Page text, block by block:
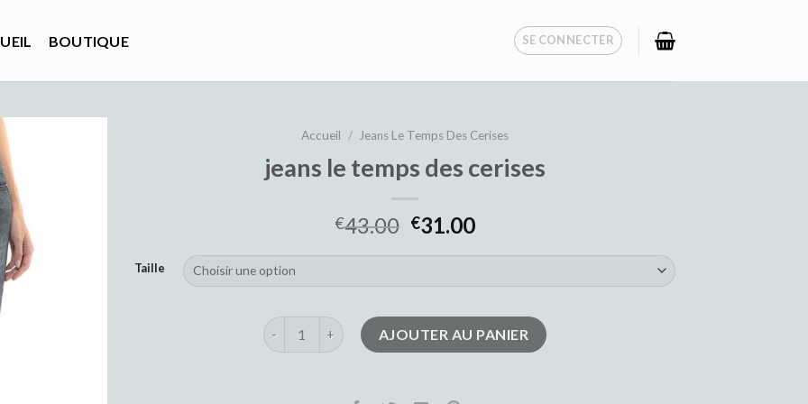
BOUTIQUE SE CONNECTER
Accueil / Jeans Le Temps Des Cerises
jeans le temps des cerises
€43.00 €31.00
Taille
quantité de jeans le temps des cerises
AJOUTER AU PANIER